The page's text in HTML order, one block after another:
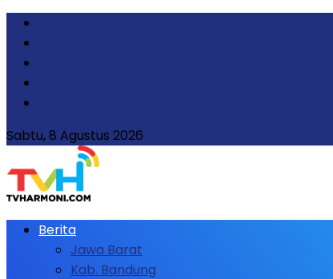
Sabtu, 8 Agustus 2026
Berita
Jawa Barat
Kab. Bandung